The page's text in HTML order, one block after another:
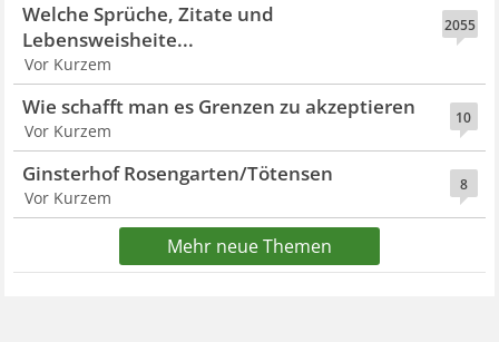
2055
Welche Sprüche, Zitate und
Lebensweisheite...
Vor Kurzem
10
Wie schafft man es Grenzen zu akzeptieren
Vor Kurzem
8
Ginsterhof Rosengarten/Tötensen
Vor Kurzem
Mehr neue Themen